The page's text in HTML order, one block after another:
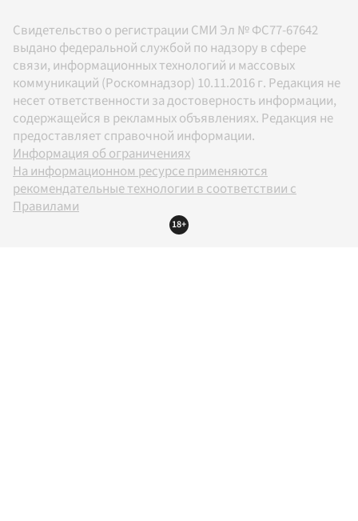
Свидетельство о регистрации СМИ Эл № ФС77-67642
выдано федеральной службой по надзору в сфере
связи, информационных технологий и массовых
коммуникаций (Роскомнадзор) 10.11.2016 г. Редакция не
несет ответственности за достоверность информации,
содержащейся в рекламных объявлениях. Редакция не
предоставляет справочной информации.
Информация об ограничениях
На информационном ресурсе применяются
рекомендательные технологии в соответствии с
Правилами
18+